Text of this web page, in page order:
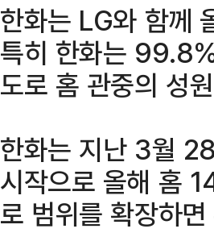
한화는 LG와 함께
특히 한화는
도로 홈 관중의 성
한화는 지난 3월
시작으로 올해 홈
로 범위를 확장하